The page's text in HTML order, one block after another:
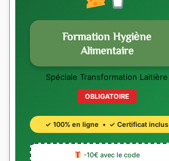
Formation Hygiène
Alimentaire
Spéciale Transformation Laitière
OBLIGATOIRE
✓ 100% en ligne • ✓ Certificat inclus
-10€ avec le code